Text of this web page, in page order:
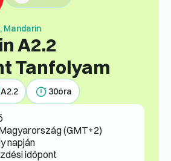
Mandarin
A2.2
Tanfolyam
A2.2 30óra
(GMT+2)
napján
időpont